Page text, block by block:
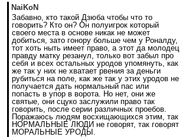
NaiKoN
Забавно, кто такой Дзюба чтобы что то
говорить? Кто он? Он полуигрок который
своего места в основе никак не может
добиться, зато гонору больше чем у Роналду,
тот хоть ныть имеет право, а этот да молодец
правду матку резанул, только вот забыл про
себя и всех остальных уродов упомянуть, как
же так у них не хватает рвения за деньги
рубиться на поле, как же так у этих уродов не
получается дать нормальный пас или
попасть в упор в ворота. Но нет, они же
святые, они сцуко заслужили право так
говорить, после серии различных проебов.
Поражаюсь людям восхищающихся этим, так
НОРМАЛЬНЫЕ ЛЮДИ не говорят, так говорят
МОРАЛЬНЫЕ УРОДЫ.